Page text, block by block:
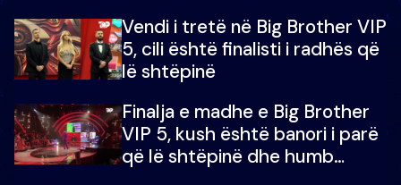
Vendi i tretë në Big Brother VIP
5, cili është finalisti i radhës që
lë shtëpinë
Finalja e madhe e Big Brother
VIP 5, kush është banori i parë
që lë shtëpinë dhe humb